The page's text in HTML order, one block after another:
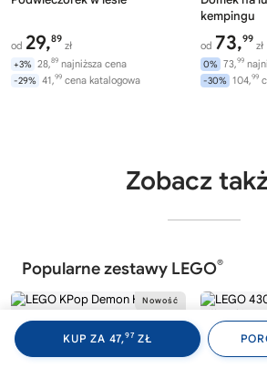
od 29,89
zł
+3% 28,89 najniższa cena
-29% 41,99 cena katalogowa
kempingu
od 73,99
zł
0% 73,99
-30% 104,99
KUP ZA 47,97 ZŁ
Zobacz
Popularne zestawy LEGO®